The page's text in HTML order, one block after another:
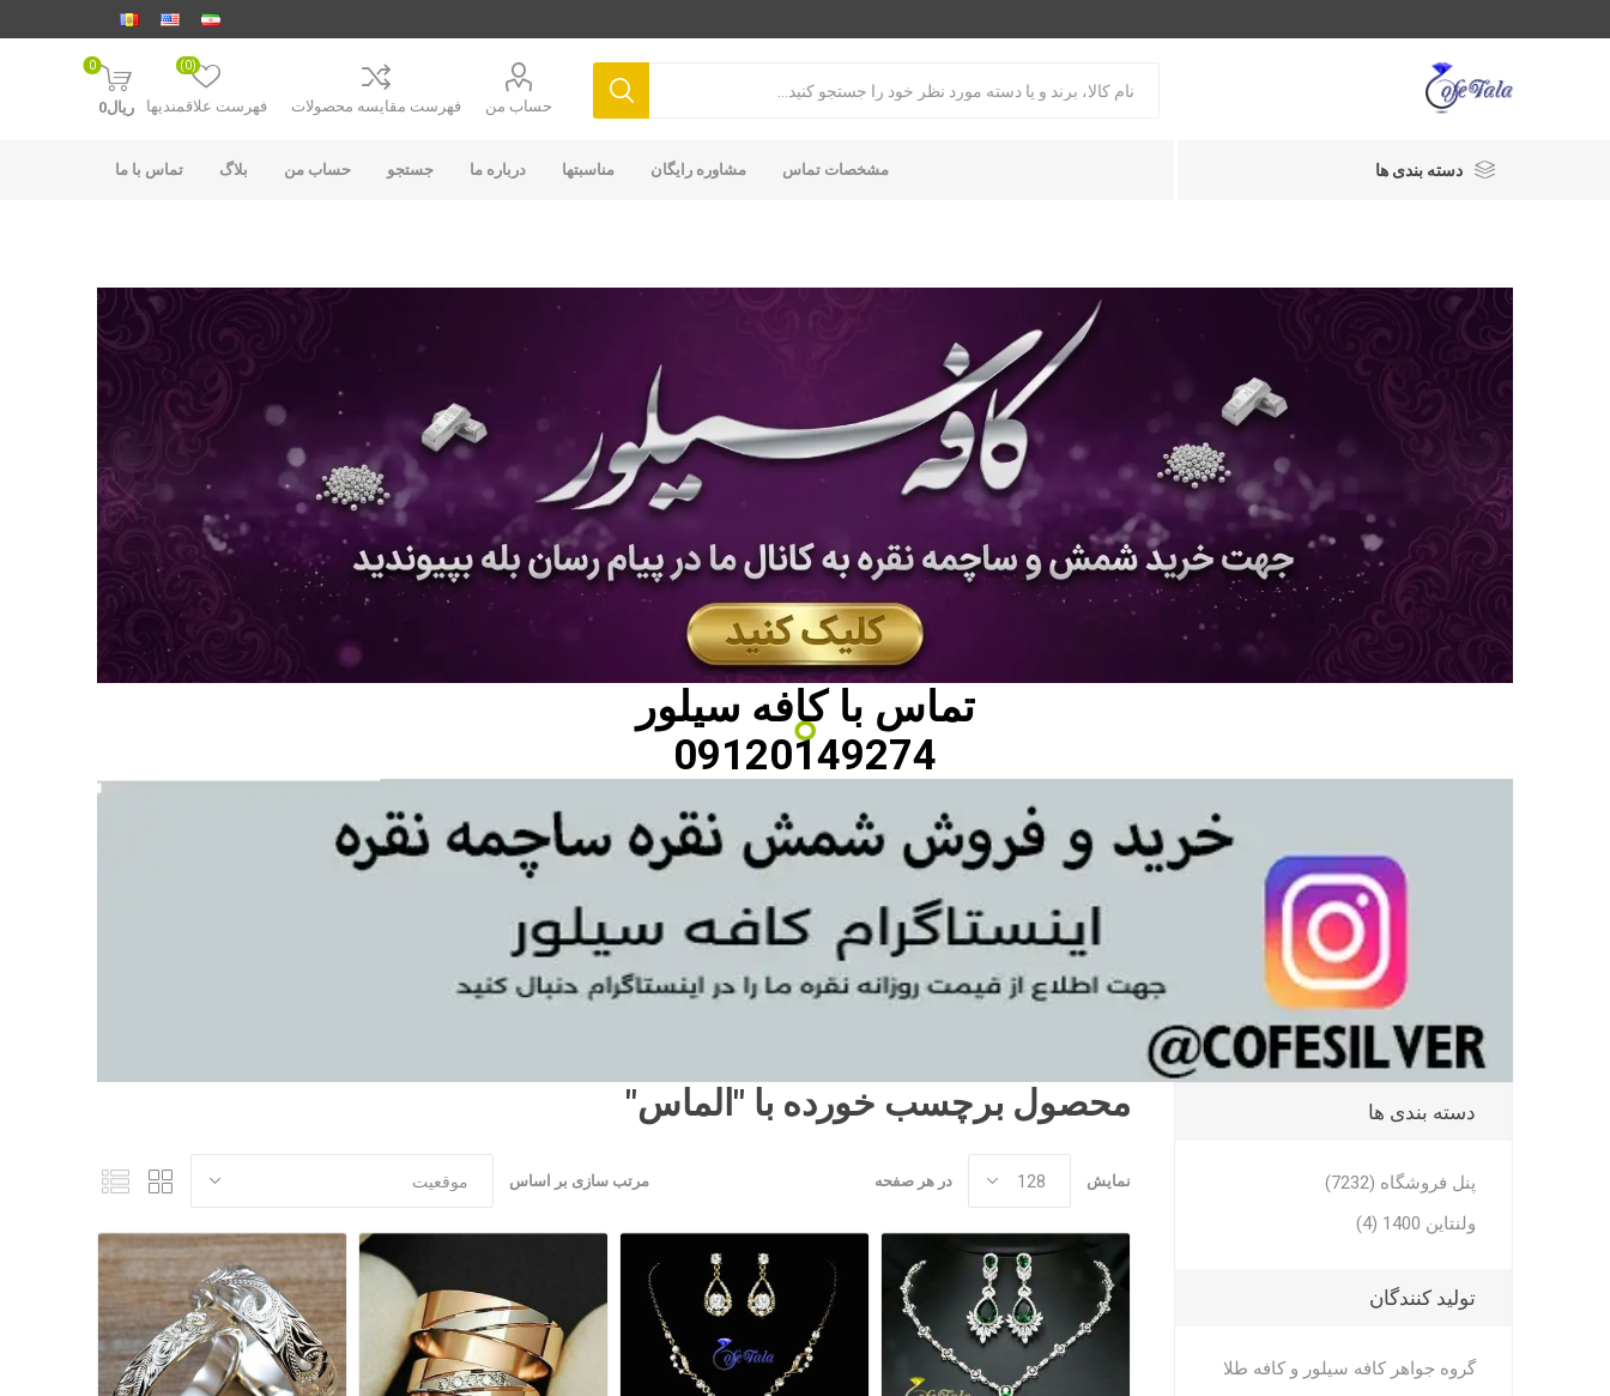
حساب من فهرست مقایسه محصولات فهرست علاقمندیها
(0)
0
ریال0
دسته بندی ها مشخصات تماس مشاوره رایگان مناسبتها درباره ما جستجو حساب من بلاگ تماس با ما
تماس باکافه سیلور
09120149274
محصول برچسب خورده با "الماس"
مرتب سازی بر اساس نمایش در هر صفحه
دسته بندی ها
پنل فروشگاه (7232)
ولنتاین 1400 (4)
تولید کنندگان
گروه جواهر کافه سیلور و کافه طلا